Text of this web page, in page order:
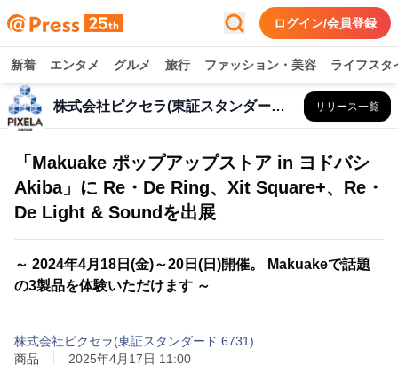
ログイン/会員登録
新着 エンタメ グルメ 旅行 ファッション・美容 ライフスタ
株式会社ピクセラ(東証スタンダード 6731) リリース一覧
「Makuake ポップアップストア in ヨドバシ
Akiba」に Re・De Ring、Xit Square+、Re・
De Light & Soundを出展
～ 2024年4月18日(金)～20日(日)開催。 Makuakeで話題
の3製品を体験いただけます ～
株式会社ピクセラ(東証スタンダード 6731)
商品
2025年4月17日 11:00